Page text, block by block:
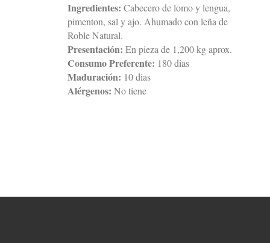
Ingredientes: Cabecero de lomo y lengua,
pimenton, sal y ajo. Ahumado con leña de
Roble Natural.
Presentación: En pieza de 1,200 kg aprox.
Consumo Preferente: 180 dias
Maduración: 10 dias
Alérgenos: No tiene